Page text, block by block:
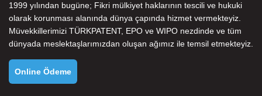
1999 yılından bugüne; Fikri mülkiyet haklarının tescili ve hukuki
olarak korunması alanında dünya çapında hizmet vermekteyiz.
Müvekkillerimizi TÜRKPATENT, EPO ve WIPO nezdinde ve tüm
dünyada meslektaşlarımızdan oluşan ağımız ile temsil etmekteyiz.
Online Ödeme